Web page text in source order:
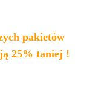
pakietów
25% taniej !